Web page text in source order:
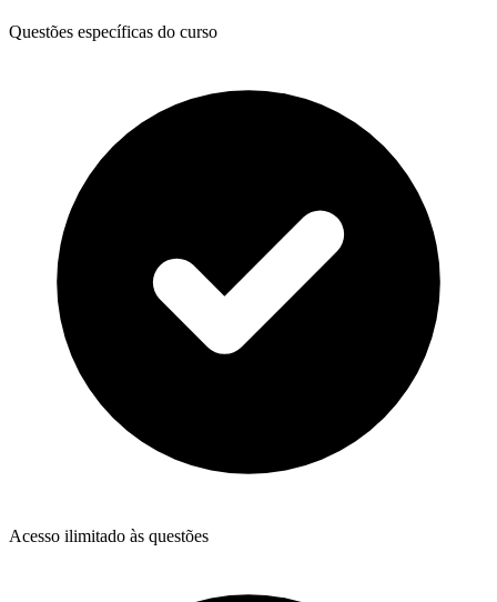
Questões específicas do curso
Acesso ilimitado às questões